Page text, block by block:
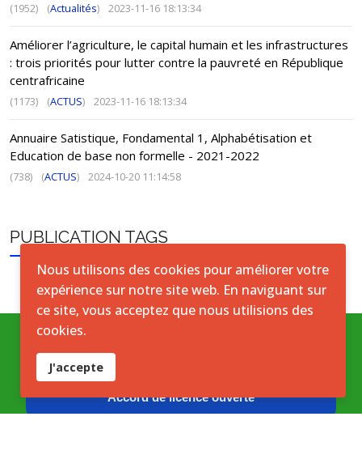
(1952) (Actualités) 2023-11-16 18:13:34
Améliorer l’agriculture, le capital humain et les infrastructures
: trois priorités pour lutter contre la pauvreté en République
centrafricaine
(1173) (ACTUS) 2023-11-16 18:13:34
Annuaire Satistique, Fondamental 1, Alphabétisation et
Education de base non formelle - 2021-2022
(738) (ACTUS) 2024-10-20 11:14:58
PUBLICATION TAGS
Accord de licence ouverte
Nous utilisons des cookies pour améliorer votre
expérience sur notre site web. En naviguant sur
ce site, vous acceptez que nous utilisions des
cookies.
J'accepte